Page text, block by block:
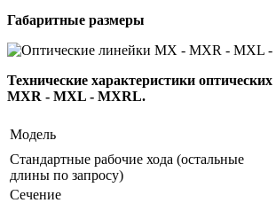
Габаритные размеры
Технические характеристики
MXR - MXL - MXRL.
Модель
Стандартные рабочие хода (остальные
длины по запросу)
Сечение